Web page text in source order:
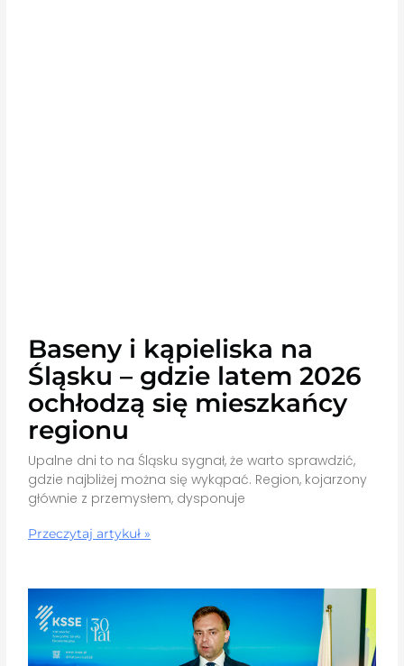
Baseny i kąpieliska na
Śląsku – gdzie latem 2026
ochłodzą się mieszkańcy
regionu
Upalne dni to na Śląsku sygnał, że warto sprawdzić,
gdzie najbliżej można się wykąpać. Region, kojarzony
głównie z przemysłem, dysponuje
Przeczytaj artykuł »